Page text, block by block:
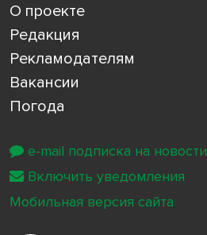
О проекте
Редакция
Рекламодателям
Вакансии
Погода
e-mail подписка на новости
Включить уведомления
Мобильная версия сайта